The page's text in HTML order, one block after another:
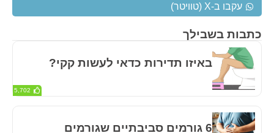
כתבות בשבילך
באיזו תדירות כדאי לעשות קקי?
5,702
6 גורמים סביבתיים שגורמים
עקבו ב-X (טוויטר)